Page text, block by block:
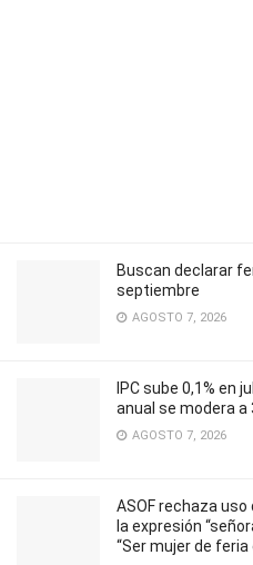
Buscan declarar
septiembre
AGOSTO 7, 2026
IPC sube 0,1% en
anual se modera a
AGOSTO 7, 2026
ASOF rechaza
la expresión
“Ser mujer de feria